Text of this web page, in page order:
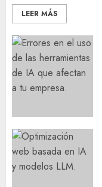
LEER MÁS